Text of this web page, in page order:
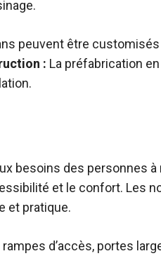
peuvent être
: La préfabrication
besoins des personnes
et le confort. Les
et pratique.
rampes d’accès, portes